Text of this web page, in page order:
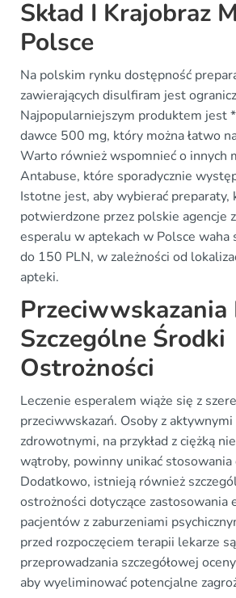
Skład I Krajobraz
Polsce
Na polskim rynku dostępność
zawierających disulfiram jest
Najpopularniejszym produktem jest
dawce 500 mg, który można łatwo
Warto również wspomnieć o innych
Antabuse, które sporadycznie
Istotne jest, aby wybierać preparaty,
potwierdzone przez polskie agencje
esperalu w aptekach w Polsce waha
do 150 PLN, w zależności od
apteki.
Przeciwwskazania
Szczególne Środki
Ostrożności
Leczenie esperalem wiąże się z
przeciwwskazań. Osoby z
zdrowotnymi, na przykład z ciężką
wątroby, powinny unikać
Dodatkowo, istnieją również
ostrożności dotyczące zastosowania
pacjentów z zaburzeniami
przed rozpoczęciem terapii lekarze
przeprowadzania szczegółowej
aby wyeliminować potencjalne